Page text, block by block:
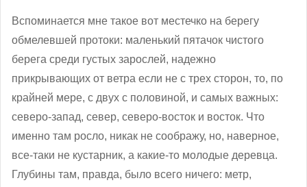
Вспоминается мне такое вот местечко на берегу
обмелевшей протоки: маленький пятачок чистого
берега среди густых зарослей, надежно
прикрывающих от ветра если не с трех сторон, то, по
крайней мере, с двух с половиной, и самых важных:
северо-запад, север, северо-восток и восток. Что
именно там росло, никак не соображу, но, наверное,
все-таки не кустарник, а какие-то молодые деревца.
Глубины там, правда, было всего ничего: метр,